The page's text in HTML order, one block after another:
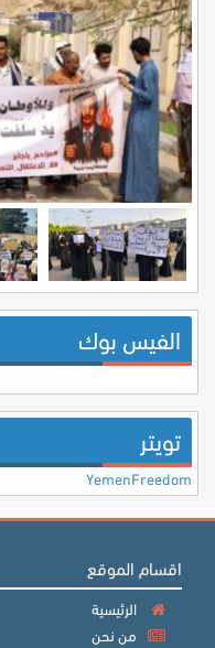
الفيس بوك
تويتر
YemenFreedom
اقسام الموقع
الرئيسية
من نحن